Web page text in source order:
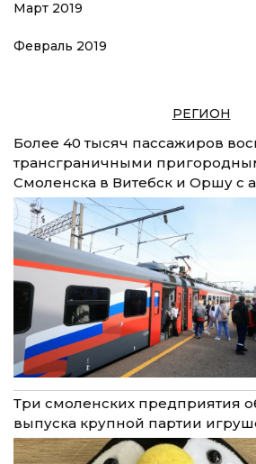
Март 2019
Февраль 2019
РЕГИОН
Более 40 тысяч пассажиров
трансграничными
Смоленска в Витебск и Оршу с
Три смоленских предприятия
выпуска крупной партии